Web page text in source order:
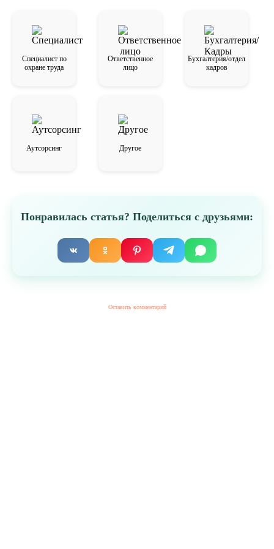
Специалист по
охране труда
Ответственное
лицо
Бухгалтерия/отдел
кадров
Аутсорсинг Другое
Понравилась статья? Поделиться с друзьями:
Оставить комментарий